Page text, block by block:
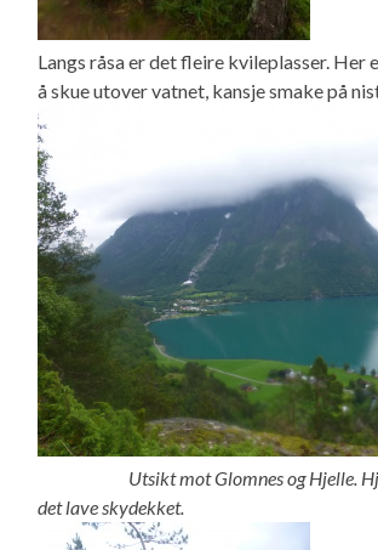
Langs råsa er det fleire kvileplasser. Her
å skue utover vatnet, kansje smake på
Utsikt mot Glomnes og Hjelle.
det lave skydekket.